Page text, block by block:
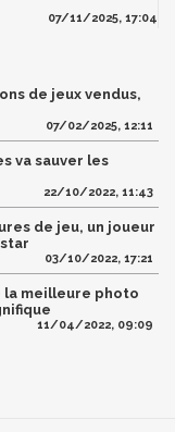
07/11/2025, 17:04
de jeux vendus,
07/02/2025, 12:11
va sauver les
22/10/2022, 11:43
de jeu, un joueur
03/10/2022, 17:21
la meilleure photo
11/04/2022, 09:09